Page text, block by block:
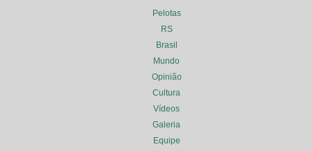
Pelotas
RS
Brasil
Mundo
Opinião
Cultura
Vídeos
Galeria
Equipe